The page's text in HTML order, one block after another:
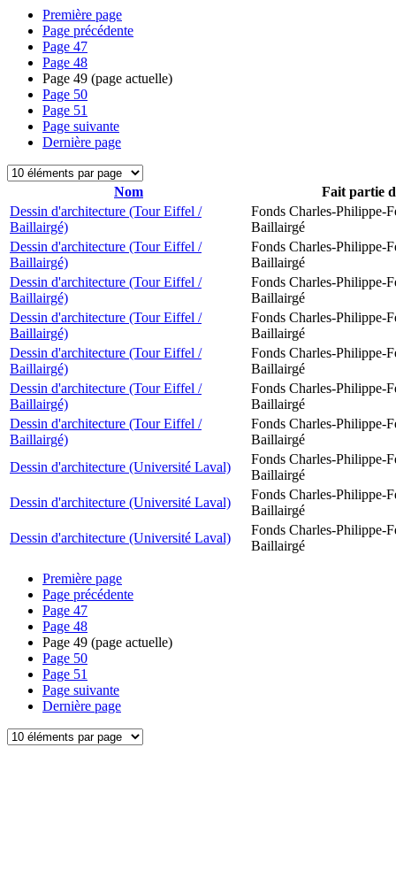
Première page
Page précédente
Page 47
Page 48
Page 49 (page actuelle)
Page 50
Page 51
Page suivante
Dernière page
Nom
Fait partie
Dessin d'architecture (Tour Eiffel /
Baillairgé)
Fonds Charles-Philippe-
Baillairgé
Dessin d'architecture (Tour Eiffel /
Baillairgé)
Fonds Charles-Philippe-
Baillairgé
Dessin d'architecture (Tour Eiffel /
Baillairgé)
Fonds Charles-Philippe-
Baillairgé
Dessin d'architecture (Tour Eiffel /
Baillairgé)
Fonds Charles-Philippe-
Baillairgé
Dessin d'architecture (Tour Eiffel /
Baillairgé)
Fonds Charles-Philippe-
Baillairgé
Dessin d'architecture (Tour Eiffel /
Baillairgé)
Fonds Charles-Philippe-
Baillairgé
Dessin d'architecture (Tour Eiffel /
Baillairgé)
Fonds Charles-Philippe-
Baillairgé
Dessin d'architecture (Université Laval)
Fonds Charles-Philippe-
Baillairgé
Dessin d'architecture (Université Laval)
Fonds Charles-Philippe-
Baillairgé
Dessin d'architecture (Université Laval)
Fonds Charles-Philippe-
Baillairgé
Première page
Page précédente
Page 47
Page 48
Page 49 (page actuelle)
Page 50
Page 51
Page suivante
Dernière page